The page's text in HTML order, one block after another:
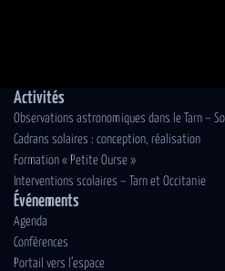
Activités
Observations astronomiques dans le Tarn –
Cadrans solaires : conception, réalisation
Formation « Petite Ourse »
Interventions scolaires – Tarn et Occitanie
Événements
Agenda
Conférences
Portail vers l’espace